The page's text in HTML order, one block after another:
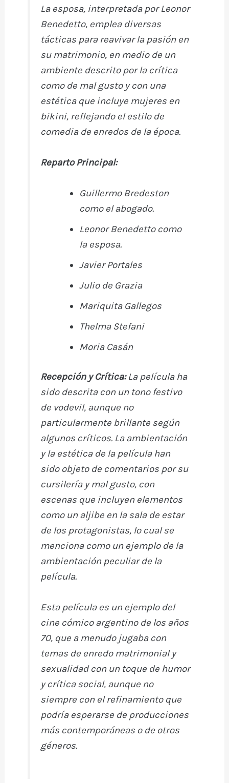
La esposa, interpretada por Leonor
Benedetto, emplea diversas
tácticas para reavivar la pasión en
su matrimonio, en medio de un
ambiente descrito por la crítica
como de mal gusto y con una
estética que incluye mujeres en
bikini, reflejando el estilo de
comedia de enredos de la época.
Reparto Principal:
Guillermo Bredeston
como el abogado.
Leonor Benedettocomo
la esposa.
Javier Portales
Julio de Grazia
Mariquita Gallegos
Thelma Stefani
Moria Casán
Recepción y Crítica:La película ha
sido descrita con un tono festivo
de vodevil, aunque no
particularmente brillante según
algunos críticos. La ambientación
y la estética de la película han
sido objeto de comentarios por su
cursilería y mal gusto, con
escenas que incluyen elementos
como un aljibe en la sala de estar
de los protagonistas, lo cual se
menciona como un ejemplo de la
ambientación peculiar de la
película.
Esta película es un ejemplo del
cine cómico argentino de los años
70, que a menudo jugaba con
temas de enredo matrimonial y
sexualidad con un toque de humor
y crítica social, aunque no
siempre con el refinamiento que
podría esperarse de producciones
más contemporáneas o de otros
géneros.